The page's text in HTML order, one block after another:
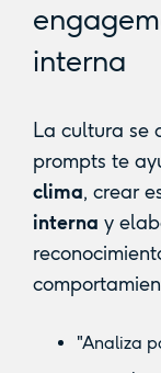
interna
La cultura se
prompts te
clima, crear
interna y
"Analiza